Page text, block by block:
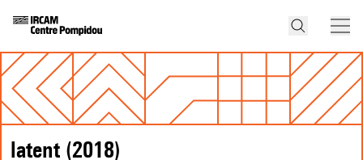
latent (2018)